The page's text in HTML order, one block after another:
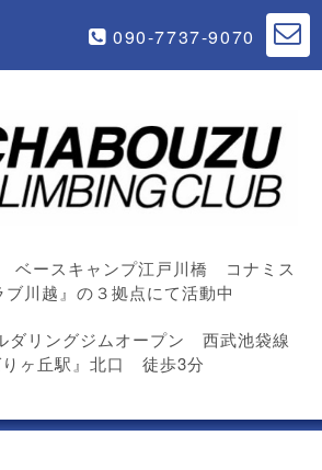
090-7737-9070
ベースキャンプ江戸川橋 コナミス
川越』の３拠点にて活動中
リングジムオープン 西武池袋線
りヶ丘駅』北口 徒歩3分